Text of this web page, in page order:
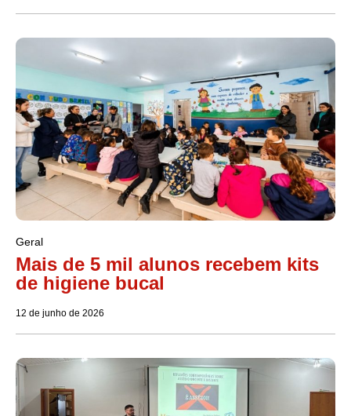
Geral
Mais de 5 mil alunos recebem kits
de higiene bucal
12 de junho de 2026